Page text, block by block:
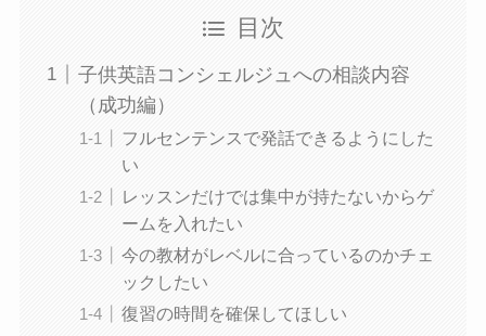
目次
子供英語コンシェルジュへの相談内容
（成功編）
フルセンテンスで発話できるようにした
い
レッスンだけでは集中が持たないからゲ
ームを入れたい
今の教材がレベルに合っているのかチェ
ックしたい
復習の時間を確保してほしい